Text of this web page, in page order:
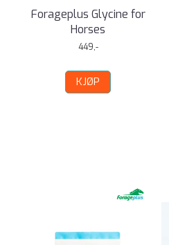
Forageplus Glycine for
Horses
449,-
KJØP